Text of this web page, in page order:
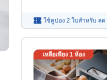
ใช้คูปอง 2 ใบสำหรับ ลด
เหลือเพียง 1 ห้อง